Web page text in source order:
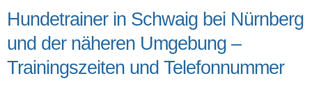
Umgebung
Hundetrainer in Schwaig bei Nürnberg und der
näheren Umgebung – Trainingszeiten und
Telefonnummer
Das macht einen guten Hundetrainer aus
Hundetrainer in Schwaig bei Nürnberg
und der näheren Umgebung –
Trainingszeiten und Telefonnummer